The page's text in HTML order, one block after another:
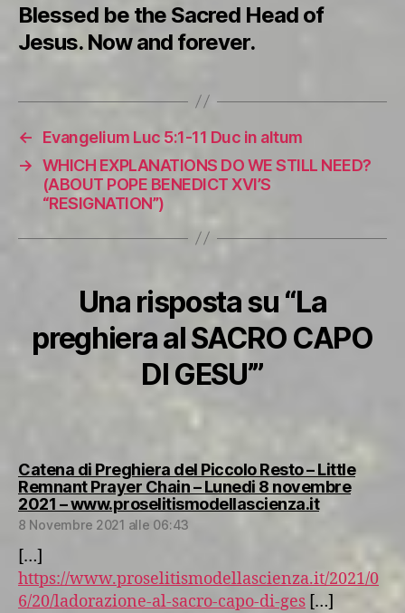
Blessed be the Sacred Head of
Jesus. Now and forever.
←
Evangelium Luc 5:1-11 Duc in altum
→ WHICH EXPLANATIONS DO WE STILL NEED?
(ABOUT POPE BENEDICT XVI’S
“RESIGNATION”)
Una risposta su “La
preghiera al SACRO CAPO
DI GESU’”
Catena di Preghiera del Piccolo Resto – Little
Remnant Prayer Chain – Lunedi 8 novembre
2021 – www.proselitismodellascienza.itdice:
8 Novembre 2021 alle 06:43
[…]
https://www.proselitismodellascienza.it/2021/0
6/20/ladorazione-al-sacro-capo-di-ges […]